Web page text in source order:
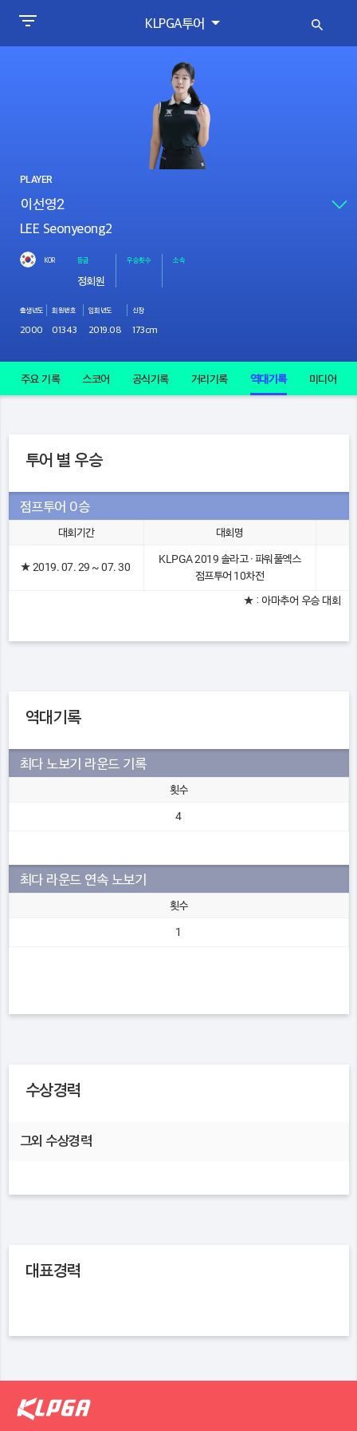
KLPGA투어
PLAYER
LEE Seonyeong2
KOR 등급
정회원
우승횟수 소속
출생년도
2000
회원번호
01343
입회년도
2019.08
신장
173cm
주요 기록 스코어 공식기록 거리기록 역대기록 미디어
투어 별 우승
점프투어 0승
대회기간 대회명
★ 2019. 07. 29 ~ 07. 30
KLPGA 2019 솔라고 · 파워풀엑스
점프투어 10차전
★ : 아마추어 우승 대회
역대기록
최다 노보기 라운드 기록
횟수
4
최다 라운드 연속 노보기
횟수
1
수상경력
그외 수상경력
대표경력